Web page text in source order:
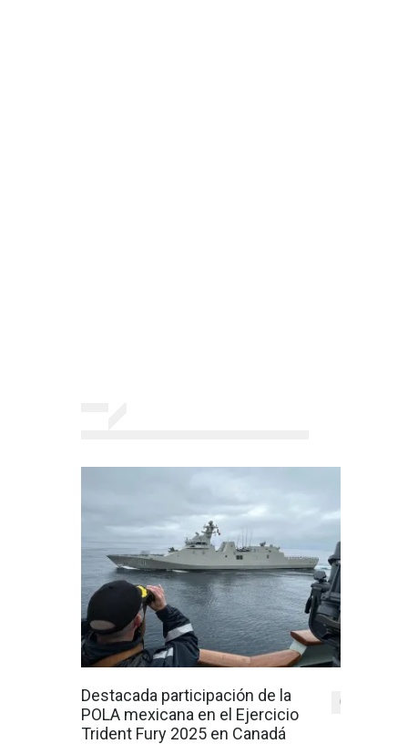
Destacada participación de la
POLA mexicana en el Ejercicio
Trident Fury 2025 en Canadá
0